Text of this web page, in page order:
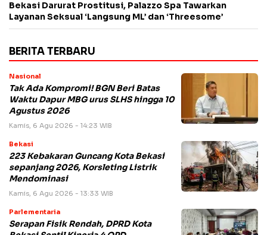
Bekasi Darurat Prostitusi, Palazzo Spa Tawarkan
Layanan Seksual ‘Langsung ML’ dan ‘Threesome’
BERITA TERBARU
Nasional
Tak Ada Kompromi! BGN Beri Batas
Waktu Dapur MBG urus SLHS hingga 10
Agustus 2026
Kamis, 6 Agu 2026 - 14:23 WIB
Bekasi
223 Kebakaran Guncang Kota Bekasi
sepanjang 2026, Korsleting Listrik
Mendominasi
Kamis, 6 Agu 2026 - 13:33 WIB
Parlementaria
Serapan Fisik Rendah, DPRD Kota